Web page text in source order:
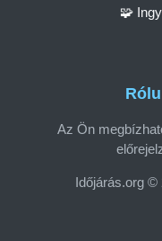
Az Ön
Időjárás.org ©
🧩